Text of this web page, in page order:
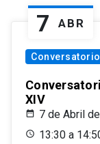
7 ABR
Conversatorio
XIV
7 de Abril
13:30 a